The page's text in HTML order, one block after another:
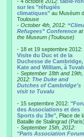
sur les "réfugiés
climatiques" au Muséum
Toulouse
- October 4th, 2012:
Refugees” Conference at
the Museum (Toulouse)
- 18 et 19 septembre 2012:
Visite du Duc et de la
Duchesse de Cambridge,
Kate and William, à
- September 18th and 19th,
2012: The Duke and
Dutches of Cambridge's
visit to Tuvalu
- 15 septembre 2012:
des Associations et des
Sports du 19e" , Place de
Bataille de Stalingrad (Paris)
- September 15th, 2012:
"Paris Association